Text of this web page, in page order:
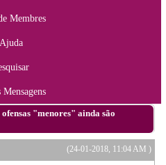
Membres
Ajuda
Mensagens
"menores" ainda são
(24-01-2018, 11:04 AM )